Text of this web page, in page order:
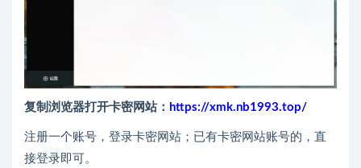
复制浏览器打开卡密网站： https://xmk.nb1993.top/
注册一个账号，登录卡密网站；已有卡密网站账号的，直
接登录即可。